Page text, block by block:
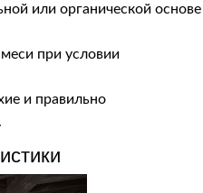
или органической основе
при условии
и правильно